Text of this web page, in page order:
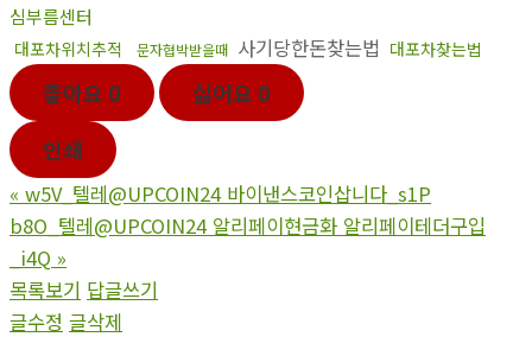
심부름센터
대포차위치추적 문자협박받을때 사기당한돈찾는법 대포차찾는법
좋아요 0 싫어요 0
인쇄
« w5V_텔레@UPCOIN24 바이낸스코인삽니다_s1P
b8O_텔레@UPCOIN24 알리페이현금화 알리페이테더구입
_i4Q »
목록보기 답글쓰기
글수정 글삭제